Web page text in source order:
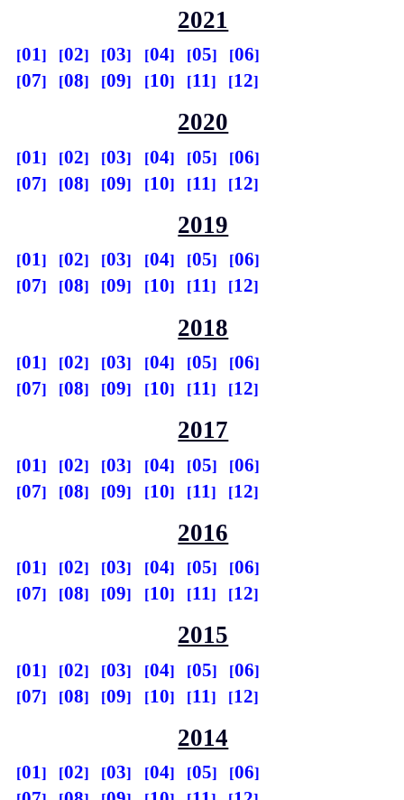
2021
01 02 03 04 05
06
07
08 09 10 11 12
2020
01 02 03 04 05
06
07
08 09 10 11 12
2019
01 02 03 04 05
06
07
08 09 10 11 12
2018
01 02 03 04 05
06
07
08 09 10 11 12
2017
01 02 03 04 05
06
07
08 09 10 11 12
2016
01 02 03 04 05
06
07
08 09 10 11 12
2015
01 02 03 04 05
06
07
08 09 10 11 12
2014
01 02 03 04 05
06